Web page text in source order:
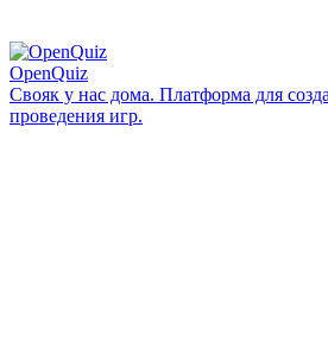
OpenQuiz
Свояк у нас дома. Платформа для
проведения игр.